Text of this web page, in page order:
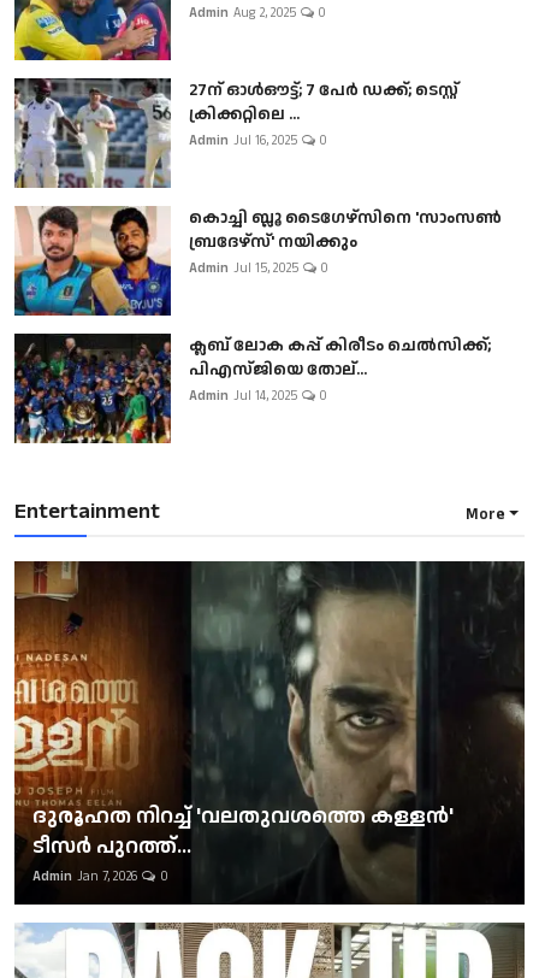
Admin Aug 2, 2025 0
27ന് ഓൾഔട്ട്; 7 പേർ ഡക്ക്; ടെസ്റ്റ്
ക്രിക്കറ്റിലെ ...
Admin Jul 16, 2025 0
കൊച്ചി ബ്ലൂ ടൈഗേഴ്സിനെ 'സാംസൺ
ബ്രദേഴ്സ്' നയിക്കും
Admin Jul 15, 2025 0
ക്ലബ് ലോക കപ്പ് കിരീടം ചെല്‍സിക്ക്;
പിഎസ്ജിയെ തോല്...
Admin Jul 14, 2025 0
Entertainment More
ദുരൂഹത നിറച്ച് 'വലതുവശത്തെ കള്ളന്‍'
ടീസര്‍ പുറത്ത്...
Admin Jan 7, 2026 0